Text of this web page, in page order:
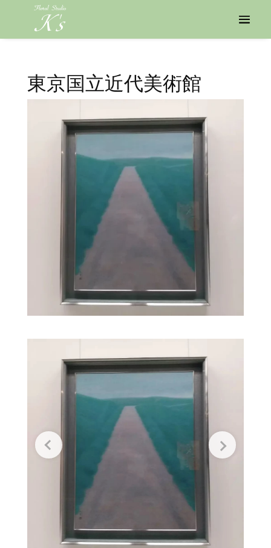
東京国立近代美術館